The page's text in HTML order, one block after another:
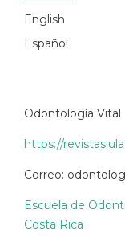
English
Español
Odontología Vital
https://
Correo:
Escuela de
Costa Rica